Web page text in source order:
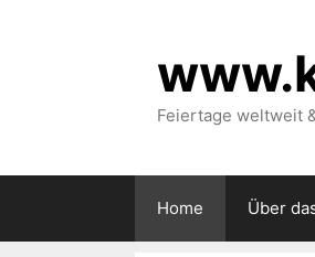
Feiertage weltweit
Home Über